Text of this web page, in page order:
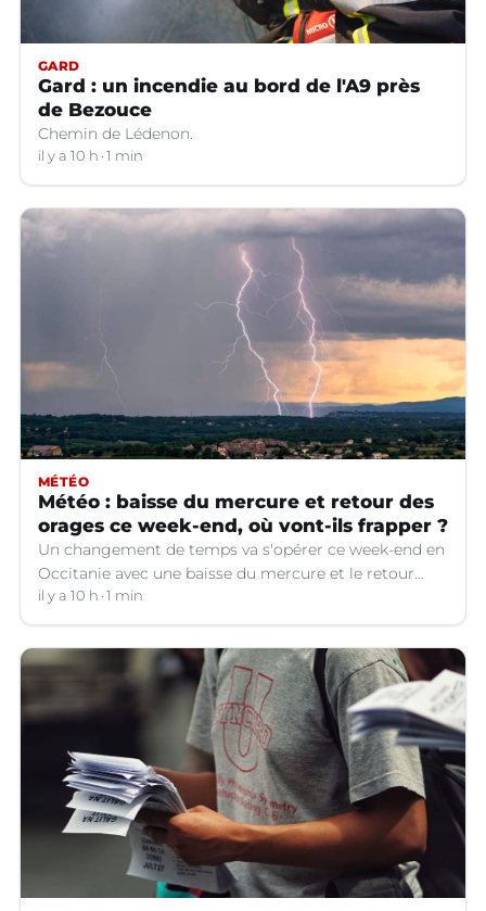
GARD
Gard : un incendie au bord de l'A9 près
de Bezouce
Chemin de Lédenon.
il y a 10 h 1 min
MÉTÉO
Météo : baisse du mercure et retour des
orages ce week-end, où vont-ils frapper ?
Un changement de temps va s'opérer ce week-end en
Occitanie avec une baisse du mercure et le retour
d'orages dans certains départements.
il y a 10 h 1 min